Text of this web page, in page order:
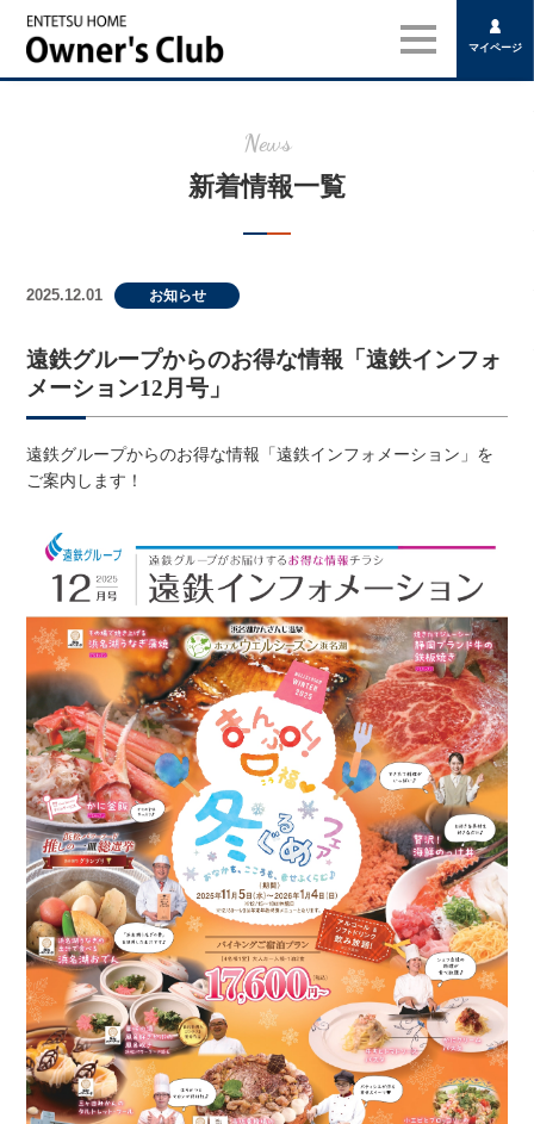
マイページ
カテゴリーを表示する
News
新着情報一覧
2025.12.01 お知らせ
遠鉄グループからのお得な情報「遠鉄インフォ
メーション12月号」
遠鉄グループからのお得な情報「遠鉄インフォメーション」を
ご案内します！